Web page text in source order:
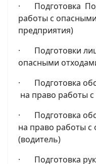
· Подготовка
работы с
предприятия)
· Подготовки
опасными
· Подготовка
на право работы
· Подготовка
на право работы
(водитель)
· Подготовка